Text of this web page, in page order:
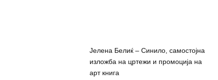
Јелена Белиќ – Синило, самостојна
изложба на цртежи и промоција на
арт книга